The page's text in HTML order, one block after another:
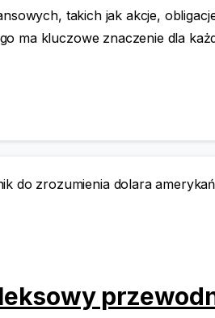
takich jak akcje,
ma kluczowe znaczenie dla